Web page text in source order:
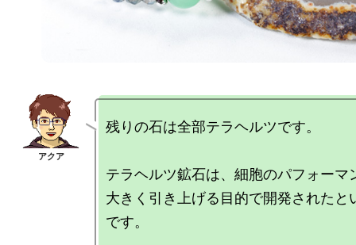
残りの石は全部テラヘルツです。
テラヘルツ鉱石は、細胞のパフォーマ
大きく引き上げる目的で開発されたと
です。